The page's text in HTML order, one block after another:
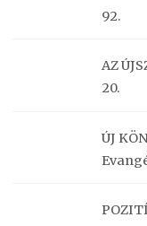
92.
AZ
20.
ÚJ